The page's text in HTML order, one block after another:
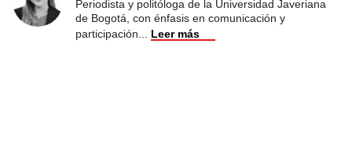
Periodista y politóloga de la Universidad Javeriana
de Bogotá, con énfasis en comunicación y
participación
Leer más